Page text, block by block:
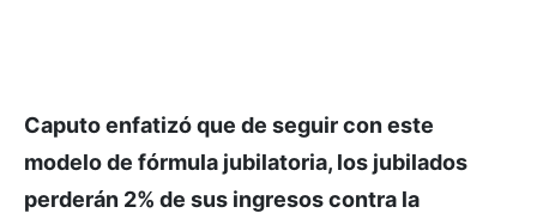
Caputo enfatizó que de seguir con este
modelo de fórmula jubilatoria, los jubilados
perderán 2% de sus ingresos contra la